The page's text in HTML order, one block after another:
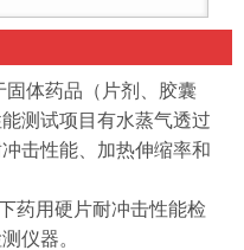
体药品（片剂、胶囊
测试项目有水蒸气透过
击性能、加热伸缩率和
药用硬片耐冲击性能检
仪器。